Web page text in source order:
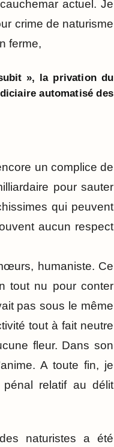
actuel. Je
crime de naturisme
ferme,
», la privation du
automatisé des
un complice de
pour sauter
qui peuvent
aucun respect
humaniste. Ce
tout nu pour conter
pas sous le même
tout à fait neutre
fleur. Dans son
A toute fin, je
relatif au délit
naturistes a été